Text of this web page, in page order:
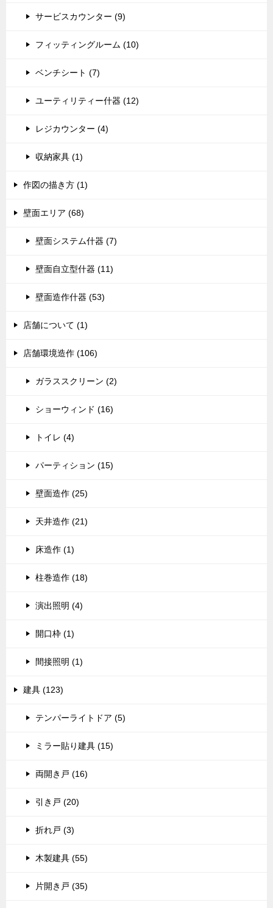
サービスカウンター (9)
フィッティングルーム (10)
ベンチシート (7)
ユーティリティー什器 (12)
レジカウンター (4)
収納家具 (1)
作図の描き方 (1)
壁面エリア (68)
壁面システム什器 (7)
壁面自立型什器 (11)
壁面造作什器 (53)
店舗について (1)
店舗環境造作 (106)
ガラススクリーン (2)
ショーウィンド (16)
トイレ (4)
パーティション (15)
壁面造作 (25)
天井造作 (21)
床造作 (1)
柱巻造作 (18)
演出照明 (4)
開口枠 (1)
間接照明 (1)
建具 (123)
テンパーライトドア (5)
ミラー貼り建具 (15)
両開き戸 (16)
引き戸 (20)
折れ戸 (3)
木製建具 (55)
片開き戸 (35)